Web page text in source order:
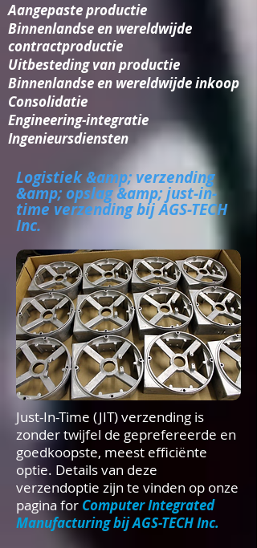
Aangepaste productie
Binnenlandse en wereldwijde
contractproductie
Uitbesteding van productie
Binnenlandse en wereldwijde inkoop
Consolidatie​
Engineering-integratie​
Ingenieursdiensten
Logistiek &amp; verzending
&amp; opslag &amp; just-in-
time verzending bij AGS-TECH
Inc.
Just-In-Time (JIT) verzending is
zonder twijfel de geprefereerde en
goedkoopste, meest efficiënte
optie. Details van deze
verzendoptie zijn te vinden op onze
pagina for Computer Integrated
Manufacturing bij AGS-TECH Inc.